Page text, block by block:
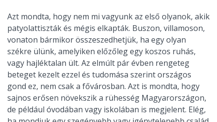
Azt mondta, hogy nem mi vagyunk az első olyanok, akik
patyolattiszták és mégis elkapták. Buszon, villamoson,
vonaton bármikor összeszedhetjük, ha egy olyan
székre ülünk, amelyiken előzőleg egy koszos ruhás,
vagy hajléktalan ült. Az elmúlt pár évben rengeteg
beteget kezelt ezzel és tudomása szerint országos
gond ez, nem csak a fővárosban. Azt is mondta, hogy
sajnos erősen növekszik a rühesség Magyarországon,
de például óvodában vagy iskolában is megjelent. Elég,